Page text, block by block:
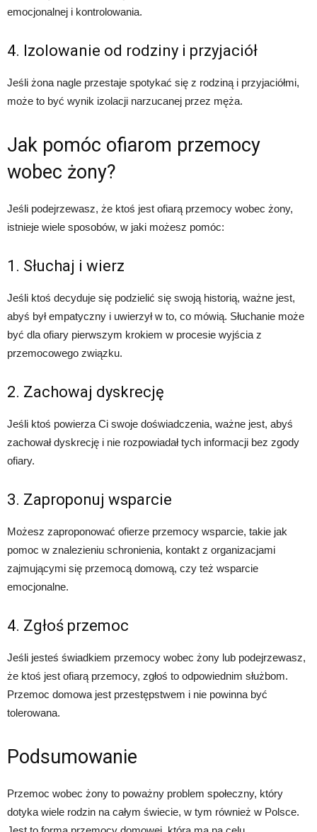
emocjonalnej i kontrolowania.
4. Izolowanie od rodziny i przyjaciół
Jeśli żona nagle przestaje spotykać się z rodziną i przyjaciółmi,
może to być wynik izolacji narzucanej przez męża.
Jak pomóc ofiarom przemocy
wobec żony?
Jeśli podejrzewasz, że ktoś jest ofiarą przemocy wobec żony,
istnieje wiele sposobów, w jaki możesz pomóc:
1. Słuchaj i wierz
Jeśli ktoś decyduje się podzielić się swoją historią, ważne jest,
abyś był empatyczny i uwierzył w to, co mówią. Słuchanie może
być dla ofiary pierwszym krokiem w procesie wyjścia z
przemocowego związku.
2. Zachowaj dyskrecję
Jeśli ktoś powierza Ci swoje doświadczenia, ważne jest, abyś
zachował dyskrecję i nie rozpowiadał tych informacji bez zgody
ofiary.
3. Zaproponuj wsparcie
Możesz zaproponować ofierze przemocy wsparcie, takie jak
pomoc w znalezieniu schronienia, kontakt z organizacjami
zajmującymi się przemocą domową, czy też wsparcie
emocjonalne.
4. Zgłoś przemoc
Jeśli jesteś świadkiem przemocy wobec żony lub podejrzewasz,
że ktoś jest ofiarą przemocy, zgłoś to odpowiednim służbom.
Przemoc domowa jest przestępstwem i nie powinna być
tolerowana.
Podsumowanie
Przemoc wobec żony to poważny problem społeczny, który
dotyka wiele rodzin na całym świecie, w tym również w Polsce.